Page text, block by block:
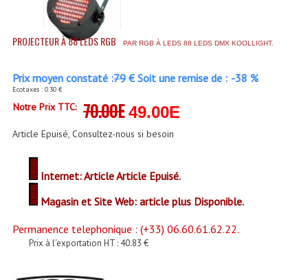
Enceintes Amplifiées Actives
Enceintes Passives Sono
Retours De Scène
Caisson De Basse Amplifié
PROJECTEUR À 88 LEDS RGB PAR RGB À LEDS 88 LEDS DMX KOOLLIGHT.
Prix moyen constaté :79€ Soit une remise de : -38 %
Ecotaxes : 0.30 €
Notre Prix TTC: 70.00E 49.00E
Article Epuisé, Consultez-nous si besoin
Internet: Article Article Epuisé.
Magasin et Site Web: article plus Disponible.
Permanence telephonique : (+33) 06.60.61.62.22.
Prix à l'exportation HT : 40.83 €